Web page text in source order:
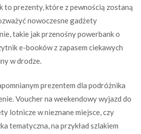
to prezenty, które z pewnością zostaną
nowoczesne gadżety
takie jak przenośny powerbank o
e-booków z zapasem ciekawych
w drodze.
prezentem dla podróżnika
Voucher na weekendowy wyjazd do
lotnicze w nieznane miejsce, czy
tematyczna, na przykład szlakiem